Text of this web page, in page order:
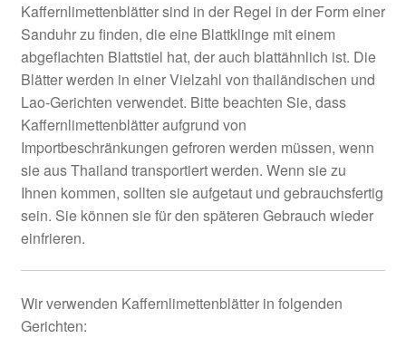
Kaffernlimettenblätter sind in der Regel in der Form einer
Sanduhr zu finden, die eine Blattklinge mit einem
abgeflachten Blattstiel hat, der auch blattähnlich ist. Die
Blätter werden in einer Vielzahl von thailändischen und
Lao-Gerichten verwendet. Bitte beachten Sie, dass
Kaffernlimettenblätter aufgrund von
Importbeschränkungen gefroren werden müssen, wenn
sie aus Thailand transportiert werden. Wenn sie zu
Ihnen kommen, sollten sie aufgetaut und gebrauchsfertig
sein. Sie können sie für den späteren Gebrauch wieder
einfrieren.
Wir verwenden Kaffernlimettenblätter in folgenden
Gerichten: